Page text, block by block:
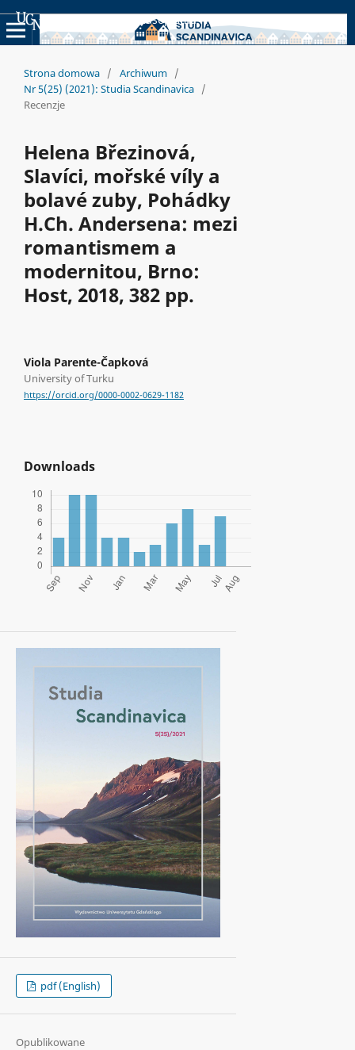
Uniwersyteckie Czasopisma Naukowe
Strona domowa / Archiwum /
Nr 5(25) (2021): Studia Scandinavica /
Recenzje
Helena Březinová,
Slavíci, mořské víly a
bolavé zuby, Pohádky
H.Ch. Andersena: mezi
romantismem a
modernitou, Brno:
Host, 2018, 382 pp.
Viola Parente-Čapková
University of Turku
https://orcid.org/0000-0002-0629-1182
Downloads
pdf (English)
Opublikowane